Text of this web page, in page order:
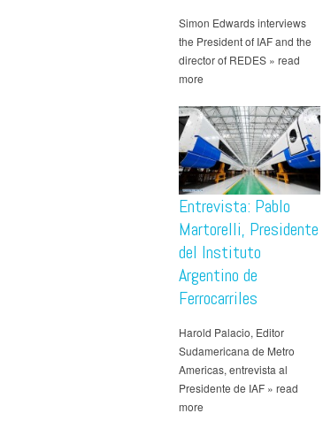
Simon Edwards interviews
the President of IAF and the
director of REDES » read
more
Entrevista: Pablo
Martorelli, Presidente
del Instituto
Argentino de
Ferrocarriles
Harold Palacio, Editor
Sudamericana de Metro
Americas, entrevista al
Presidente de IAF » read
more